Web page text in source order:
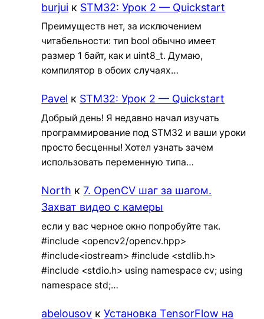
burjui к STM32: Урок 2 — Quickstart
Преимуществ нет, за исключением
читабельности: тип bool обычно имеет
размер 1 байт, как и uint8_t. Думаю,
компилятор в обоих случаях…
Pavel к STM32: Урок 2 — Quickstart
Добрый день! Я недавно начал изучать
программирование под STM32 и ваши уроки
просто бесценны! Хотел узнать зачем
использовать переменную типа…
North к7. OpenCV шаг за шагом.
Захват видео с камеры
если у вас черное окно попробуйте так.
#include <opencv2/opencv.hpp>
#include<iostream> #include <stdlib.h>
#include <stdio.h> using namespace cv; using
namespace std;…
abelousov кУстановка TensorFlow на